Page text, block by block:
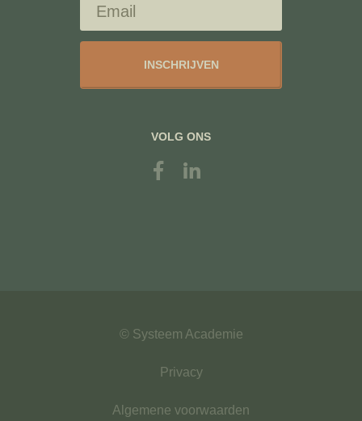
INSCHRIJVEN
VOLG ONS
© Systeem Academie
Privacy
Algemene voorwaarden